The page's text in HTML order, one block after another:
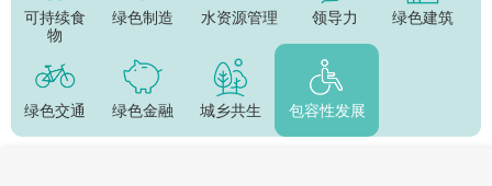
可持续食
物
绿色制造 水资源管理 领导力 绿色建筑
绿色交通 绿色金融 城乡共生 包容性发展